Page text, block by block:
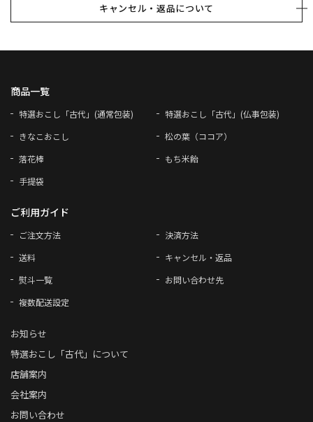
キャンセル・返品について
商品一覧
特選おこし「古代」(通常包装)
特選おこし「古代」(仏事包装)
きなこおこし
松の葉（ココア）
落花棒
もち米飴
手提袋
ご利用ガイド
ご注文方法
決済方法
送料
キャンセル・返品
熨斗一覧
お問い合わせ先
複数配送設定
お知らせ
特選おこし「古代」について
店舗案内
会社案内
お問い合わせ